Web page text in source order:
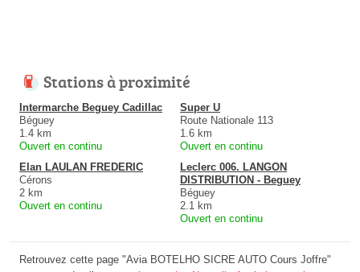
Stations à proximité
Intermarche Beguey Cadillac
Béguey
1.4 km
Ouvert en continu
Super U
Route Nationale 113
1.6 km
Ouvert en continu
Elan LAULAN FREDERIC
Cérons
2 km
Ouvert en continu
Leclerc 006. LANGON
DISTRIBUTION - Beguey
Béguey
2.1 km
Ouvert en continu
Retrouvez cette page "Avia BOTELHO SICRE AUTO Cours Joffre"